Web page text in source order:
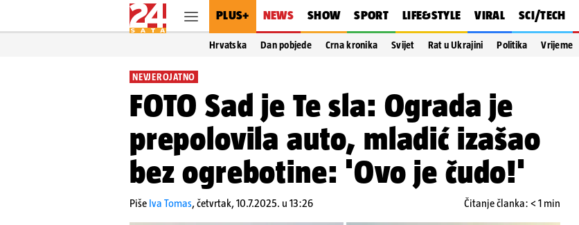
PLUS+ NEWS SHOW SPORT LIFE&STYLE VIRAL SCI/TECH
Hrvatska Dan pobjede Crna kronika Svijet Rat u Ukrajini Politika Vrijeme
NEVJEROJATNO
FOTO Sad je Te sla: Ograda je
prepolovila auto, mladić izašao
bez ogrebotine: 'Ovo je čudo!'
Piše Iva Tomas,četvrtak, 10.7.2025. u 13:26 Čitanje članka: < 1 min